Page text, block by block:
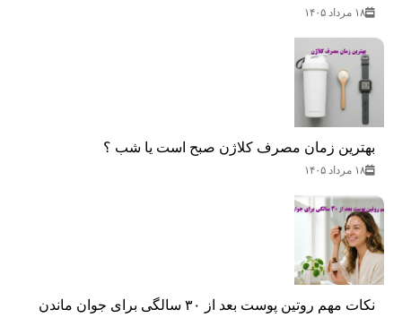
۱۸ مرداد ۱۴۰۵
بهترین زمان مصرف کلاژن صبح است یا شب ؟
۱۸ مرداد ۱۴۰۵
نکات مهم روتین پوست بعد از ۳۰ سالگی برای جوان ماندن